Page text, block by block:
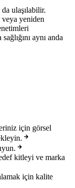
ulaşılabilir.
yeniden
aynı anda
için görsel
kitleyi ve marka
için kalite